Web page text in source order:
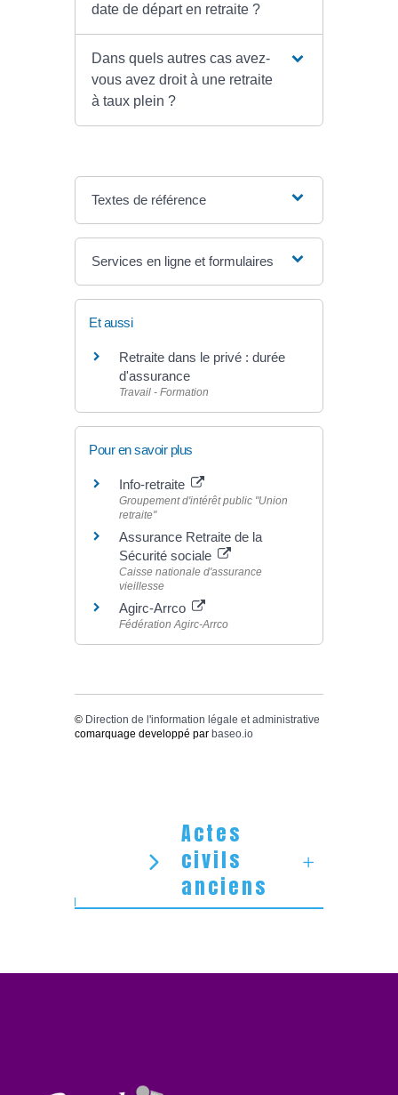
date de départ en retraite ?
Dans quels autres cas avez-
vous avez droit à une retraite
à taux plein ?
Textes de référence
Services en ligne et formulaires
Et aussi
Retraite dans le privé : durée
d'assurance
Travail - Formation
Pour en savoir plus
Info-retraite
Groupement d'intérêt public "Union
retraite"
Assurance Retraite de la
Sécurité sociale
Caisse nationale d'assurance
vieillesse
Agirc-Arrco
Fédération Agirc-Arrco
© Direction de l'information légale et administrative
comarquage developpé par baseo.io
Actes
civils
anciens